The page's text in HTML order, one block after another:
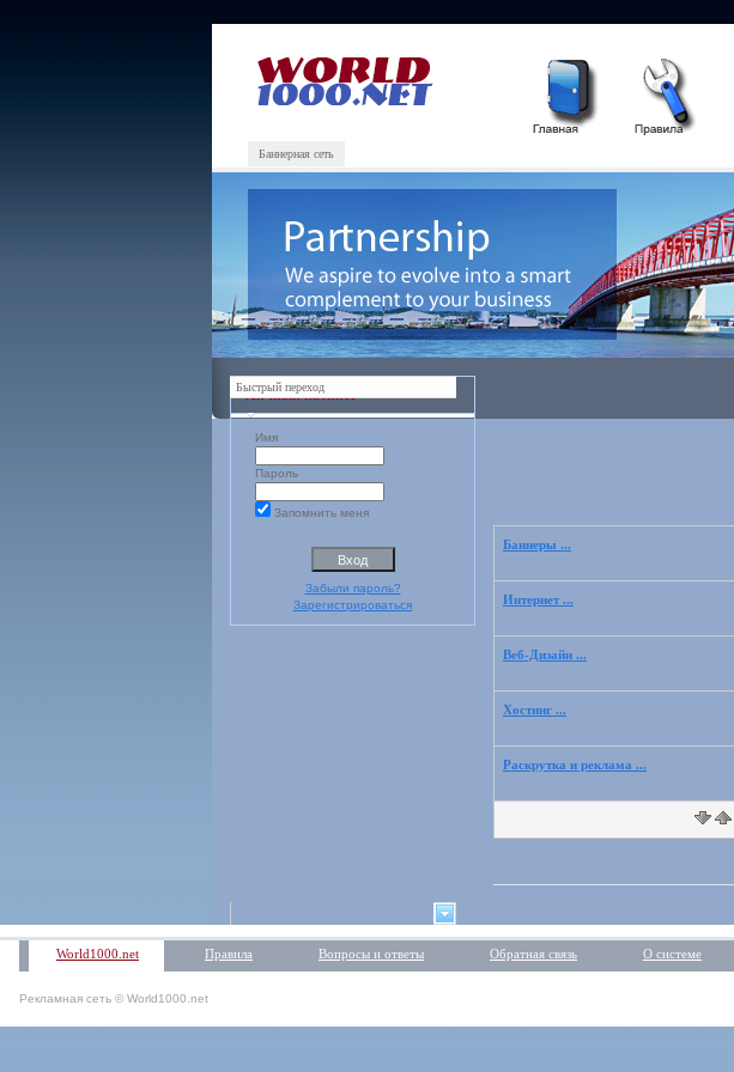
Баннерная сеть
Личный кабинет
Имя
Пароль
Запомнить меня
Забыли пароль?
Зарегистрироваться
Баннеры ...
Интернет ...
Веб-Дизайн ...
Хостинг ...
Раскрутка и реклама ...
Быстрый переход
World1000.net Правила Вопросы и ответы Обратная связь О системе
Рекламная сеть © World1000.net